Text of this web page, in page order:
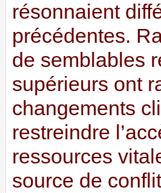
résonnaient
précédentes.
de semblables
supérieurs ont
changements
restreindre
ressources
source de